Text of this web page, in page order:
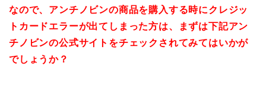
なので、アンチノビンの商品を購入する時にクレジッ
トカードエラーが出てしまった方は、まずは下記アン
チノビンの公式サイトをチェックされてみてはいかが
でしょうか？